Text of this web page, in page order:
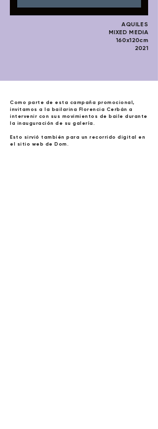
AQUILES
MIXED MEDIA
160x120cm
2021
Como parte de esta campaña promocional,
invitamos a la bailarina Florencia Cerbán a
intervenir con sus movimientos de baile durante
la inauguración de su galería.
Esto sirvió también para un recorrido digital en
el sitio web de Dom.